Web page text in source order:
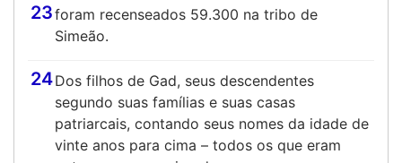
23foram recenseados 59.300 na tribo de
Simeão.
24Dos filhos de Gad, seus descendentes
segundo suas famílias e suas casas
patriarcais, contando seus nomes da idade de
vinte anos para cima – todos os que eram